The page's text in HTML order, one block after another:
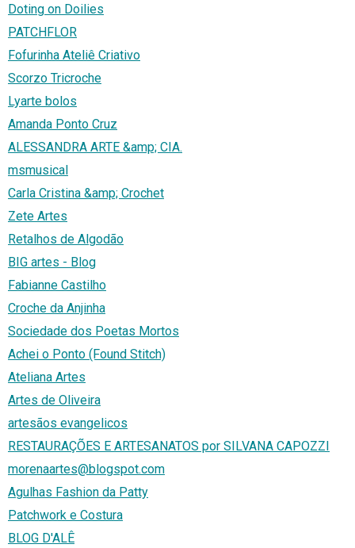
Doting on Doilies
PATCHFLOR
Fofurinha Ateliê Criativo
Scorzo Tricroche
Lyarte bolos
Amanda Ponto Cruz
ALESSANDRA ARTE &amp; CIA.
msmusical
Carla Cristina &amp; Crochet
Zete Artes
Retalhos de Algodão
BIG artes - Blog
Fabianne Castilho
Croche da Anjinha
Sociedade dos Poetas Mortos
Achei o Ponto (Found Stitch)
Ateliana Artes
Artes de Oliveira
artesãos evangelicos
RESTAURAÇÕES E ARTESANATOS por SILVANA CAPOZZI
morenaartes@blogspot.com
Agulhas Fashion da Patty
Patchwork e Costura
BLOG D'ALÊ